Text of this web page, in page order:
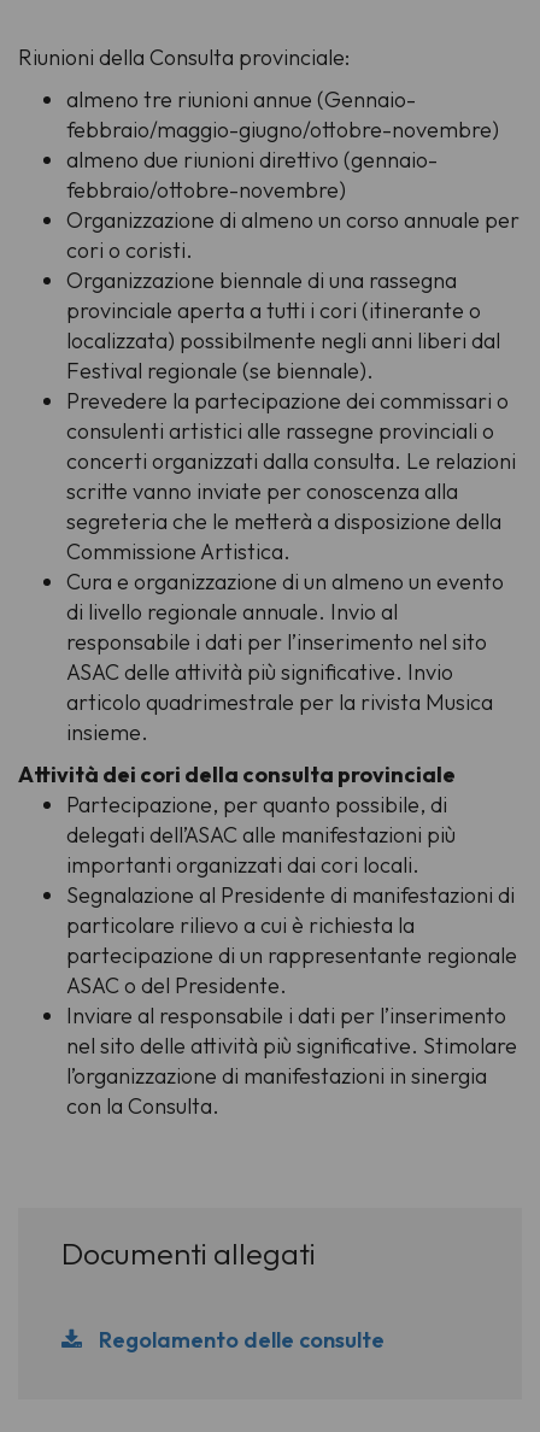
Riunioni della Consulta provinciale:
almeno tre riunioni annue (Gennaio-
febbraio/maggio-giugno/ottobre-novembre)
almeno due riunioni direttivo (gennaio-
febbraio/ottobre-novembre)
Organizzazione di almeno un corso annuale per
cori o coristi.
Organizzazione biennale di una rassegna
provinciale aperta a tutti i cori (itinerante o
localizzata) possibilmente negli anni liberi dal
Festival regionale (se biennale).
Prevedere la partecipazione dei commissari o
consulenti artistici alle rassegne provinciali o
concerti organizzati dalla consulta. Le relazioni
scritte vanno inviate per conoscenza alla
segreteria che le metterà a disposizione della
Commissione Artistica.
Cura e organizzazione di un almeno un evento
di livello regionale annuale. Invio al
responsabile i dati per l’inserimento nel sito
ASAC delle attività più significative. Invio
articolo quadrimestrale per la rivista Musica
insieme.
Attività dei cori della consulta provinciale
Partecipazione, per quanto possibile, di
delegati dell’ASAC alle manifestazioni più
importanti organizzati dai cori locali.
Segnalazione al Presidente di manifestazioni di
particolare rilievo a cui è richiesta la
partecipazione di un rappresentante regionale
ASAC o del Presidente.
Inviare al responsabile i dati per l’inserimento
nel sito delle attività più significative. Stimolare
l’organizzazione di manifestazioni in sinergia
con la Consulta.
Documenti allegati
Regolamento delle consulte